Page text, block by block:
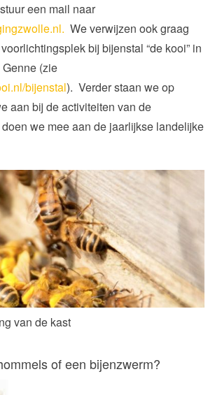
een mail naar
We verwijzen ook graag
bij bijenstal “de kooi” in
(zie
bijenstal). Verder staan we op
aan bij de activiteiten van de
we mee aan de jaarlijkse landelijke
van de kast
of een bijenzwerm?